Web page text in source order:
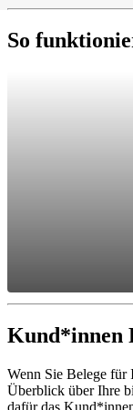
So
Kund*innen
Wenn Sie Belege für
Überblick über Ihre